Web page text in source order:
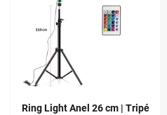
Ring Light Anel 26 cm | Tripé